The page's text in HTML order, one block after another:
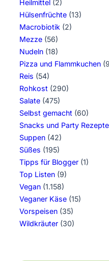
Heilmittel (2)
Hülsenfrüchte (13)
Macrobiotik (2)
Mezze (56)
Nudeln (18)
Pizza und Flammkuchen
Reis (54)
Rohkost (290)
Salate (475)
Selbst gemacht (60)
Snacks und Party Rezepte
Suppen (42)
Süßes (195)
Tipps für Blogger (1)
Top Listen (9)
Vegan (1.158)
Veganer Käse (15)
Vorspeisen (35)
Wildkräuter (30)